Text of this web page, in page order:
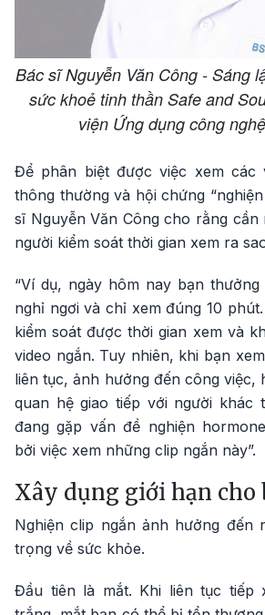
Bác sĩ Nguyễn Văn Công - Sáng
sức khoẻ tinh thần Safe and
viện Ứng dụng công
Để phân biệt được việc xem các
thông thường và hội chứng
sĩ Nguyễn Văn Công cho rằng
người kiểm soát thời gian xem ra
“Ví dụ, ngày hôm nay bạn
nghỉ ngơi và chỉ xem đúng 10
kiểm soát được thời gian xem và
video ngắn. Tuy nhiên, khi bạn
liên tục, ảnh hưởng đến công việc,
quan hệ giao tiếp với người khác
đang gặp vấn đề nghiện
bởi việc xem những clip ngắn này”.
Xây dụng giới hạn cho
Nghiện clip ngắn ảnh hưởng đến
trọng về sức khỏe.
Đầu tiên là mắt. Khi liên tục tiếp